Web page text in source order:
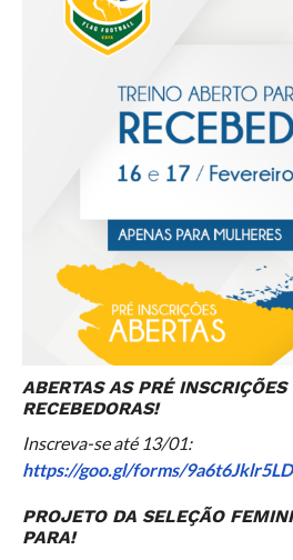
ABERTAS AS PRÉ
RECEBEDORAS!
Inscreva-se até 13/01:
https://goo.gl/forms/
PROJETO DA SELEÇÃO
PARA!